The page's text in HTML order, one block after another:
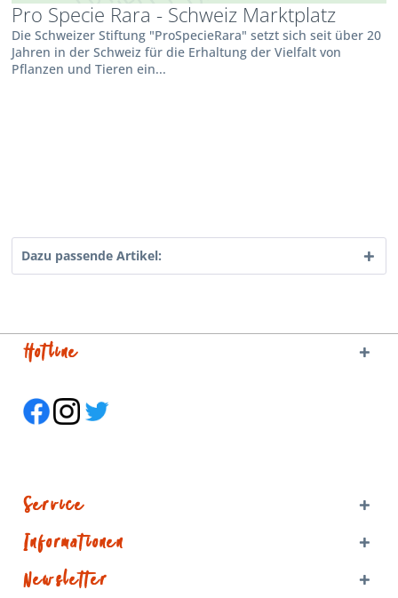
Pro Specie Rara - Schweiz Marktplatz
Die Schweizer Stiftung "ProSpecieRara" setzt sich seit über 20
Jahren in der Schweiz für die Erhaltung der Vielfalt von
Pflanzen und Tieren ein...
Dazu passende Artikel:
Hotline
Service
Informationen
Newsletter